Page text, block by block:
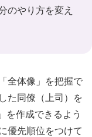
のやり方を変え
全体像」を把握で
た同僚（上司）を
を作成できるよう
優先順位をつけて